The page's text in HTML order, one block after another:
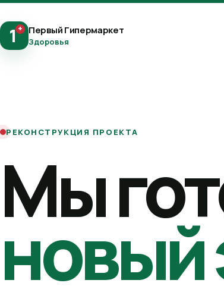
1+ Первый Гипермаркет
Здоровья
РЕКОНСТРУКЦИЯ ПРОЕКТА
Мы
новый